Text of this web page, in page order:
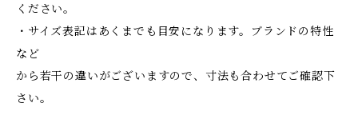
ください。
・サイズ表記はあくまでも目安になります。ブランドの特性
など
から若干の違いがございますので、寸法も合わせてご確認下
さい。